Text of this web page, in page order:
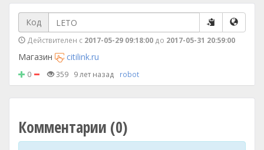
Код
Действителен с 2017-05-29 09:18:00 до 2017-05-31 20:59:00
Магазин citilink.ru
0 359 9 лет назад robot
Комментарии (0)